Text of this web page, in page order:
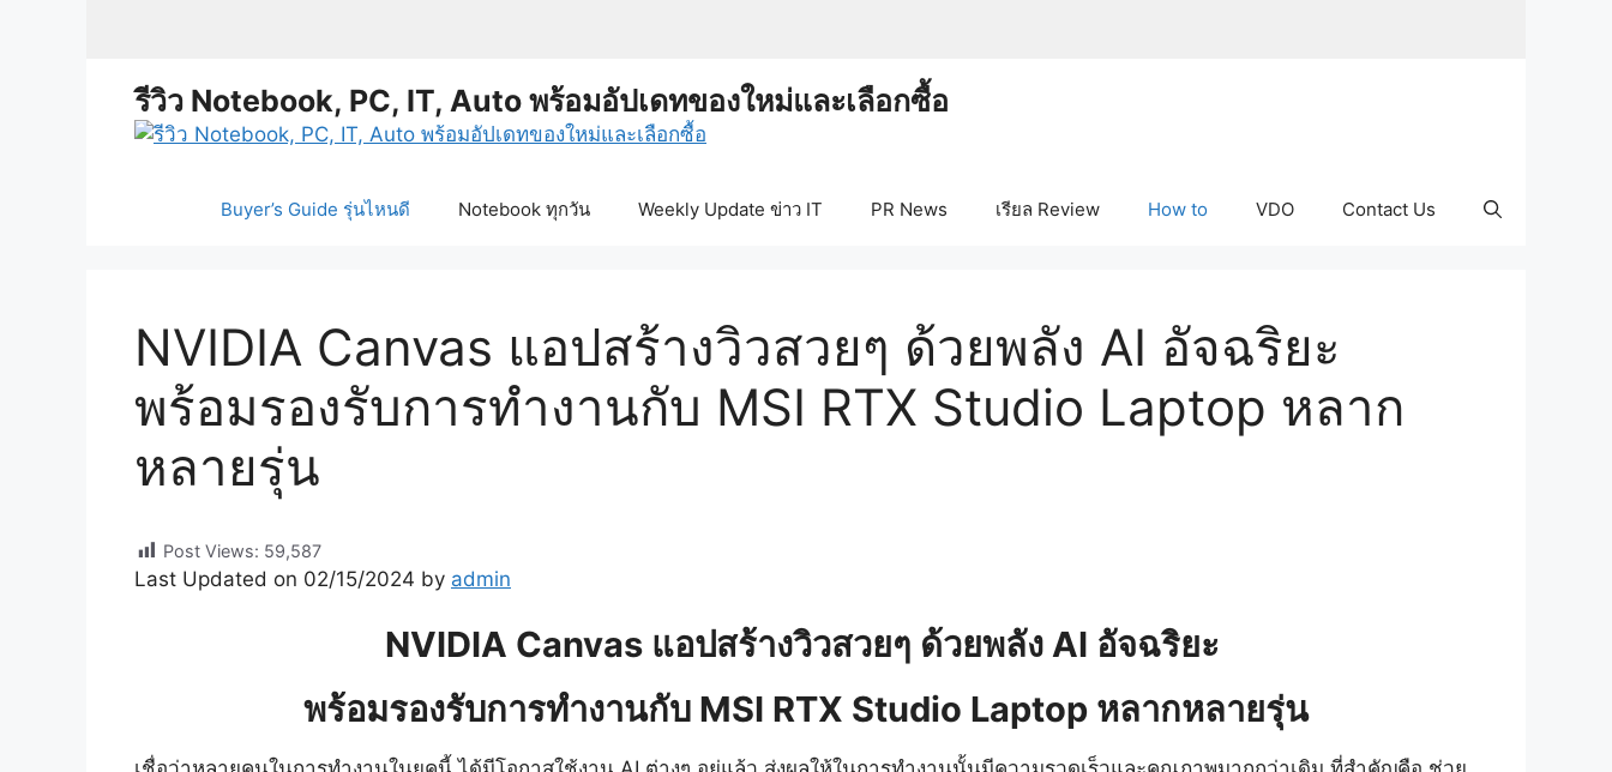
รีวิว Notebook, PC, IT, Auto พร้อมอัปเดทของใหม่และเลือกซื้อ
Buyer’s Guide รุ่นไหนดี Notebook ทุกวัน Weekly Update ข่าว IT PR News เรียล Review How to VDO Contact Us
NVIDIA Canvas แอปสร้างวิวสวยๆ ด้วยพลัง AI อัจฉริยะ
พร้อมรองรับการทำงานกับ MSI RTX Studio Laptop หลาก
หลายรุ่น
Post Views: 59,587
Last Updated on 02/15/2024 by admin
NVIDIA Canvas แอปสร้างวิวสวยๆ ด้วยพลัง AI อัจฉริยะ
พร้อมรองรับการทำงานกับ MSI RTX Studio Laptop หลากหลายรุ่น